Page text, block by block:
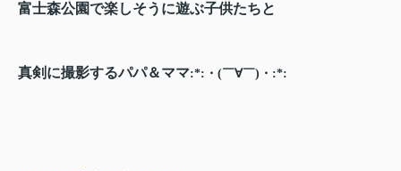
富士森公園で楽しそうに遊ぶ子供たちと
真剣に撮影するパパ＆ママ:*:・(￣∀￣)・:*: